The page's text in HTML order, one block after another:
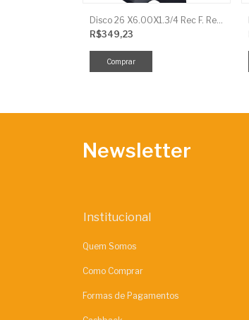
Disco 26 X6.00X1.3/4 Rec F. Red Baldan
R$349,23
Newsletter
Institucional
Quem Somos
Como Comprar
Formas de Pagamentos